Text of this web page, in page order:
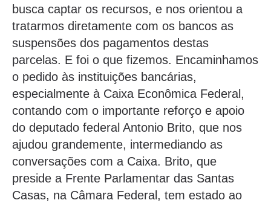
busca captar os recursos, e nos orientou a
tratarmos diretamente com os bancos as
suspensões dos pagamentos destas
parcelas. E foi o que fizemos. Encaminhamos
o pedido às instituições bancárias,
especialmente à Caixa Econômica Federal,
contando com o importante reforço e apoio
do deputado federal Antonio Brito, que nos
ajudou grandemente, intermediando as
conversações com a Caixa. Brito, que
preside a Frente Parlamentar das Santas
Casas, na Câmara Federal, tem estado ao